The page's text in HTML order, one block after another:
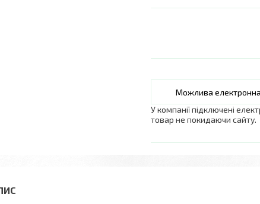
У компанії підключені
товар не покидаючи сайту.